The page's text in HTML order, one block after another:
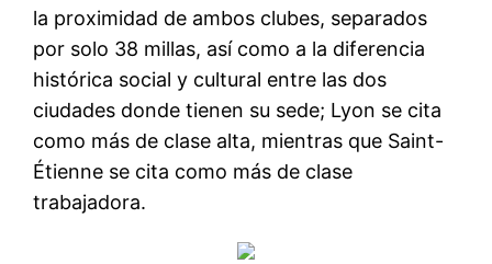
la proximidad de ambos clubes, separados
por solo 38 millas, así como a la diferencia
histórica social y cultural entre las dos
ciudades donde tienen su sede; Lyon se cita
como más de clase alta, mientras que Saint-
Étienne se cita como más de clase
trabajadora.